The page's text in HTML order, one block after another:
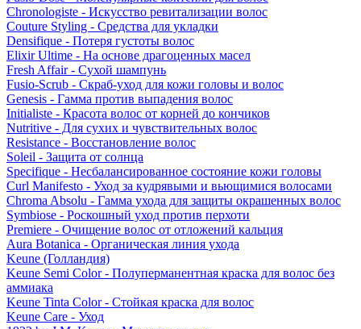
Chronologiste - Искусство ревитализации волос
Couture Styling - Средства для укладки
Densifique - Потеря густоты волос
Elixir Ultime - На основе драгоценных масел
Fresh Affair - Сухой шампунь
Fusio-Scrub - Скраб-уход для кожи головы и волос
Genesis - Гамма против выпадения волос
Initialiste - Красота волос от корней до кончиков
Nutritive - Для сухих и чувствительных волос
Resistance - Восстановление волос
Soleil - Защита от солнца
Specifique - Несбалансированное состояние кожи головы
Curl Manifesto - Уход за кудрявыми и вьющимися волосами
Chroma Absolu - Гамма ухода для защиты окрашенных волос
Symbiose - Роскошный уход против перхоти
Premiere - Очищение волос от отложений кальция
Aura Botanica - Органическая линия ухода
Keune (Голландия)
Keune Semi Color - Полуперманентная краска для волос без
аммиака
Keune Tinta Color - Стойкая краска для волос
Keune Care - Уход